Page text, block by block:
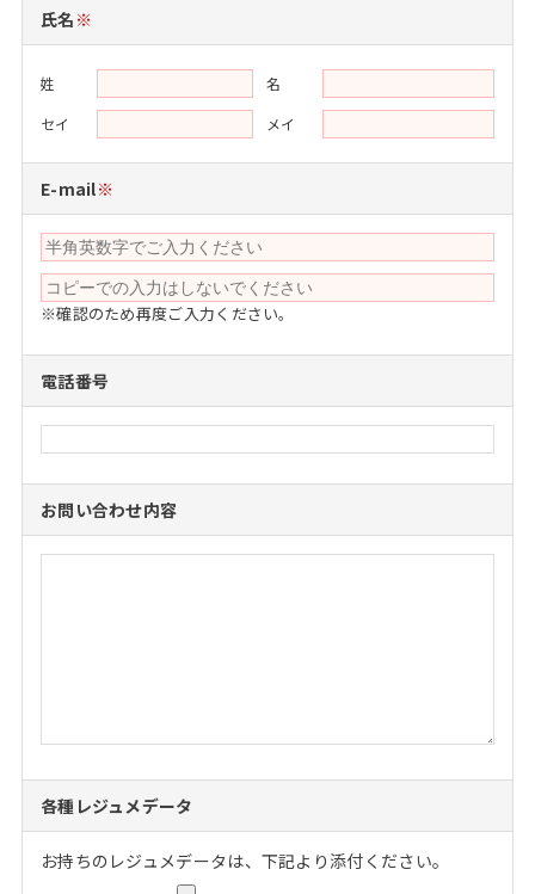
年齢と年収の相関図
氏名 ※
姓
名
セイ
メイ
E-mail※
※確認のため再度ご入力ください。
電話番号
お問い合わせ内容
各種レジュメデータ
お持ちのレジュメデータは、下記より添付ください。